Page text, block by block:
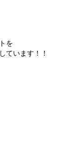
を
ています！！